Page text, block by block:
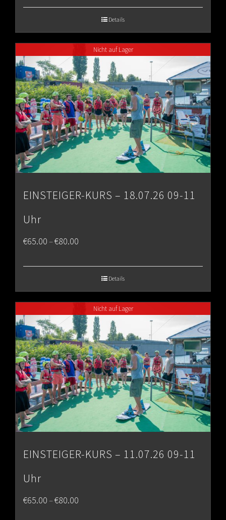
€80.00
Details
Nicht auf Lager
EINSTEIGER-KURS – 18.07.26 09-11
Uhr
€65.00–€80.00
€80.00
Details
Nicht auf Lager
EINSTEIGER-KURS – 11.07.26 09-11
Uhr
€65.00–€80.00